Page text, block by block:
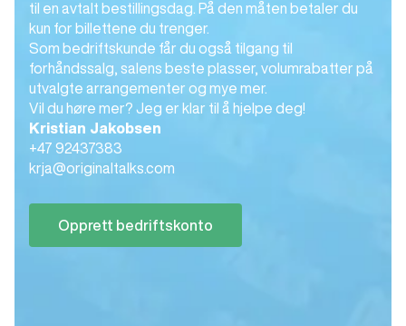
til en avtalt bestillingsdag. På den måten betaler du
kun for billettene du trenger.
Som bedriftskunde får du også tilgang til
forhåndssalg, salens beste plasser, volumrabatter på
utvalgte arrangementer og mye mer.
Vil du høre mer? Jeg er klar til å hjelpe deg!
Kristian Jakobsen
+47 92437383
krja@originaltalks.com
Opprett bedriftskonto